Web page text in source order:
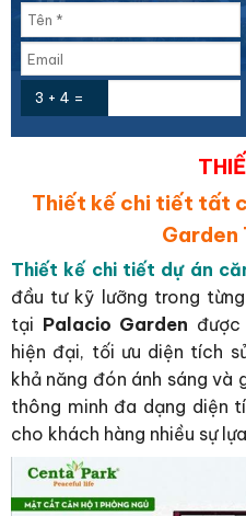
3 + 4 =
Thiết kế chi tiết tất
Garden
Thiết kế chi tiết dự án
đầu tư kỹ lưỡng trong
tại Palacio Garden
hiện đại, tối ưu diện tích
khả năng đón ánh sáng
thông minh đa dạng diện
cho khách hàng nhiều sự